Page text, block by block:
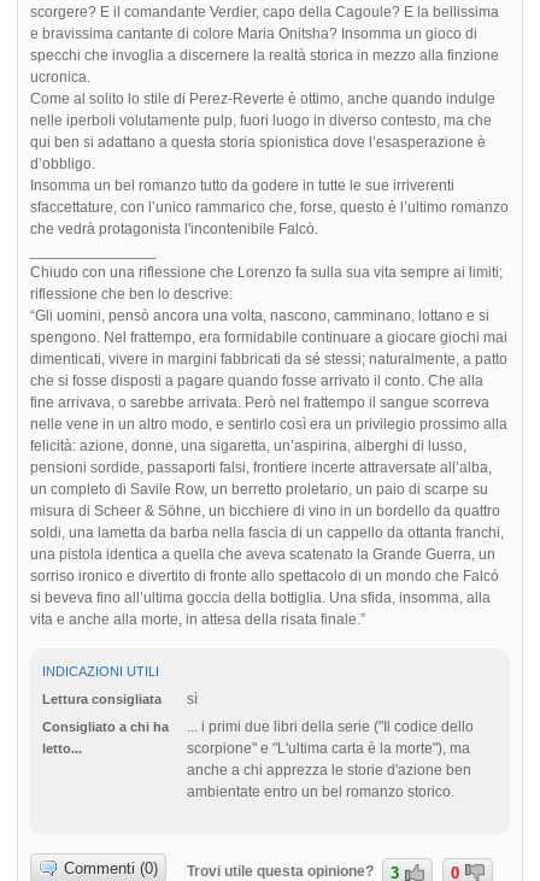
scorgere? E il comandante Verdier, capo della Cagoule? E la bellissima
e bravissima cantante di colore Maria Onitsha? Insomma un gioco di
specchi che invoglia a discernere la realtà storica in mezzo alla finzione
ucronica.
Come al solito lo stile di Perez-Reverte è ottimo, anche quando indulge
nelle iperboli volutamente pulp, fuori luogo in diverso contesto, ma che
qui ben si adattano a questa storia spionistica dove l’esasperazione è
d’obbligo.
Insomma un bel romanzo tutto da godere in tutte le sue irriverenti
sfaccettature, con l’unico rammarico che, forse, questo è l’ultimo romanzo
che vedrà protagonista l'incontenibile Falcò.
Chiudo con una riflessione che Lorenzo fa sulla sua vita sempre ai limiti;
riflessione che ben lo descrive:
“Gli uomini, pensò ancora una volta, nascono, camminano, lottano e si
spengono. Nel frattempo, era formidabile continuare a giocare giochi mai
dimenticati, vivere in margini fabbricati da sé stessi; naturalmente, a patto
che si fosse disposti a pagare quando fosse arrivato il conto. Che alla
fine arrivava, o sarebbe arrivata. Però nel frattempo il sangue scorreva
nelle vene in un altro modo, e sentirlo così era un privilegio prossimo alla
felicità: azione, donne, una sigaretta, un’aspirina, alberghi di lusso,
pensioni sordide, passaporti falsi, frontiere incerte attraversate all’alba,
un completo di Savile Row, un berretto proletario, un paio di scarpe su
misura di Scheer & Söhne, un bicchiere di vino in un bordello da quattro
soldi, una lametta da barba nella fascia di un cappello da ottanta franchi,
una pistola identica a quella che aveva scatenato la Grande Guerra, un
sorriso ironico e divertito di fronte allo spettacolo di un mondo che Falcó
si beveva fino all’ultima goccia della bottiglia. Una sfida, insomma, alla
vita e anche alla morte, in attesa della risata finale.”
INDICAZIONI UTILI
Lettura consigliata
sì
Consigliato a chi ha
letto...
... i primi due libri della serie ("Il codice dello
scorpione" e "L'ultima carta è la morte"), ma
anche a chi apprezza le storie d'azione ben
ambientate entro un bel romanzo storico.
Commenti (0) Trovi utile questa opinione? 3 0